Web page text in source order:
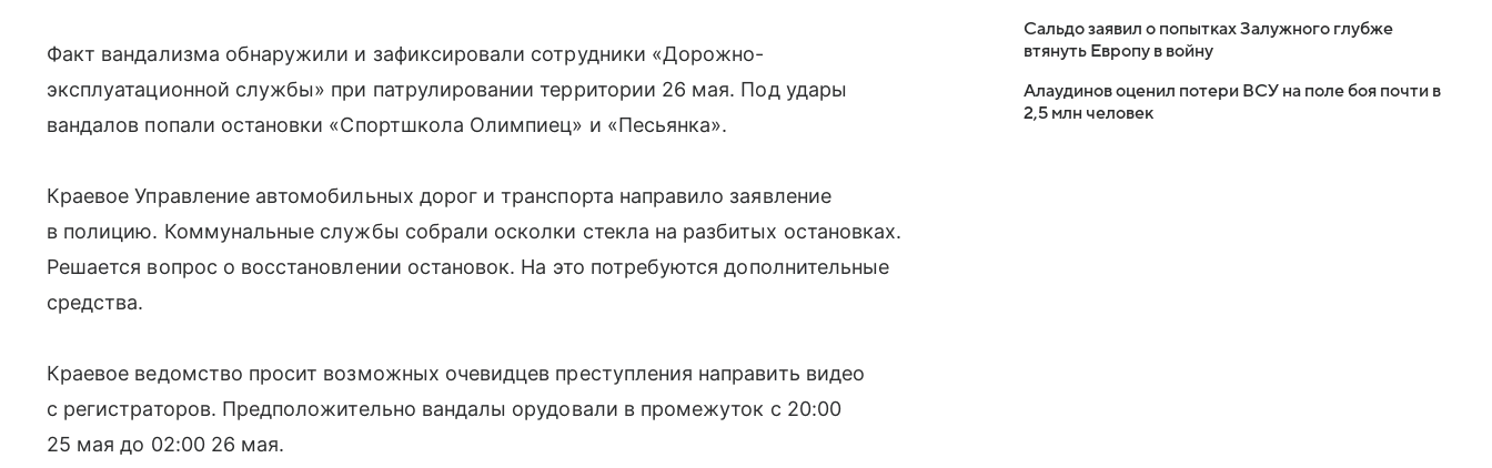
Факт вандализма обнаружили и зафиксировали сотрудники «Дорожно-
эксплуатационной службы» при патрулировании территории 26 мая. Под удары
вандалов попали остановки «Спортшкола Олимпиец» и «Песьянка».
Краевое Управление автомобильных дорог и транспорта направило заявление
в полицию. Коммунальные службы собрали осколки стекла на разбитых остановках.
Решается вопрос о восстановлении остановок. На это потребуются дополнительные
средства.
Краевое ведомство просит возможных очевидцев преступления направить видео
с регистраторов. Предположительно вандалы орудовали в промежуток с 20:00
25 мая до 02:00 26 мая.
Сальдо заявил о попытках Залужного глубже
втянуть Европу в войну
Алаудинов оценил потери ВСУ на поле боя почти в
2,5 млн человек